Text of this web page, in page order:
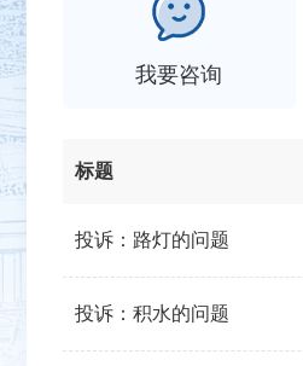
我要咨询
标题
投诉：路灯的问题
投诉：积水的问题